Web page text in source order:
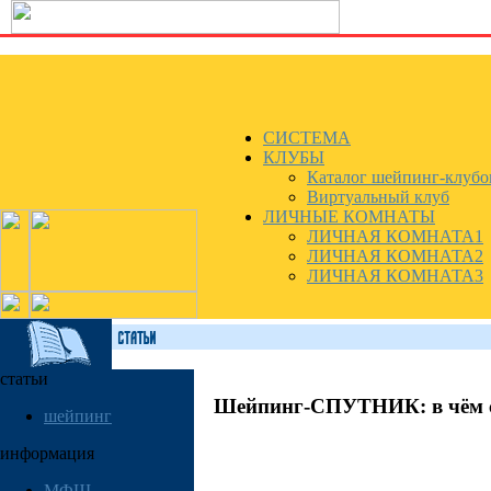
СИСТЕМА
КЛУБЫ
Каталог шейпинг-
Виртуальный клуб
ЛИЧНЫЕ КОМНАТЫ
ЛИЧНАЯ КОМНАТА1
ЛИЧНАЯ КОМНАТА2
ЛИЧНАЯ КОМНАТА3
статьи
шейпинг
информация
Шейпинг-СПУТНИК: в чём